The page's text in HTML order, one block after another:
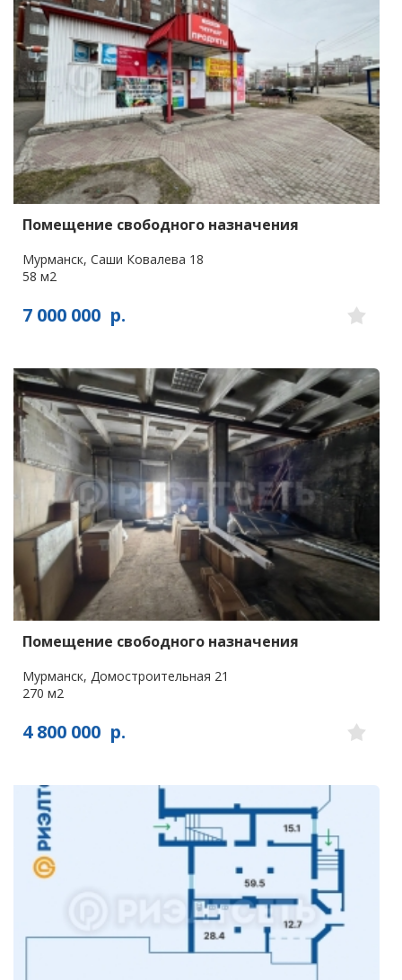
Помещение свободного назначения
Мурманск, Саши Ковалева 18
58 м2
7 000 000 р.
Помещение свободного назначения
Мурманск, Домостроительная 21
270 м2
4 800 000 р.